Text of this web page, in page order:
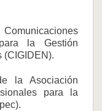
la Gestión
(CIGIDEN).
la Asociación
para la